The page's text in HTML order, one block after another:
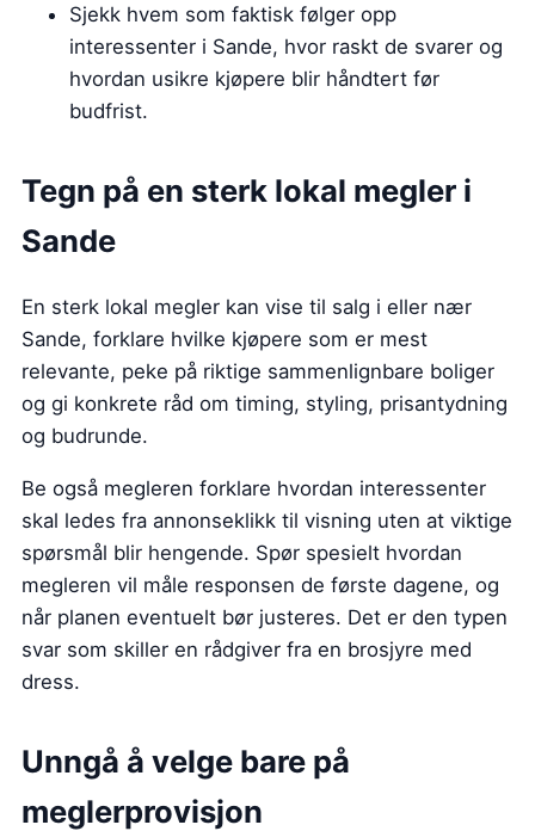
Sjekk hvem som faktisk følger opp
interessenter i Sande, hvor raskt de svarer og
hvordan usikre kjøpere blir håndtert før
budfrist.
Tegn på en sterk lokal megler i
Sande
En sterk lokal megler kan vise til salg i eller nær
Sande, forklare hvilke kjøpere som er mest
relevante, peke på riktige sammenlignbare boliger
og gi konkrete råd om timing, styling, prisantydning
og budrunde.
Be også megleren forklare hvordan interessenter
skal ledes fra annonseklikk til visning uten at viktige
spørsmål blir hengende. Spør spesielt hvordan
megleren vil måle responsen de første dagene, og
når planen eventuelt bør justeres. Det er den typen
svar som skiller en rådgiver fra en brosjyre med
dress.
Unngå å velge bare på
meglerprovisjon